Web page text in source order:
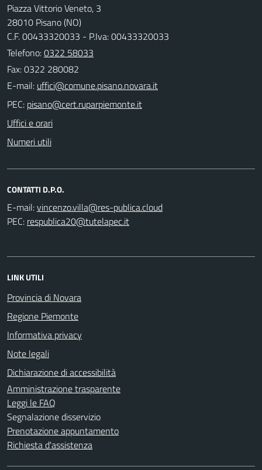
Piazza Vittorio Veneto, 3
28010 Pisano (NO)
C.F. 00433320033 - P.Iva: 00433320033
Telefono:0322 58033
Fax: 0322 280082
E-mail:
PEC:
Uffici e orari
Numeri utili
CONTATTI D.P.O.
E-mail:
PEC:
LINK UTILI
Provincia di Novara
Regione Piemonte
Informativa privacy
Note legali
Dichiarazione di accessibilità
Amministrazione trasparente
Leggi le FAQ
Segnalazione disservizio
Prenotazione appuntamento
Richiesta d'assistenza